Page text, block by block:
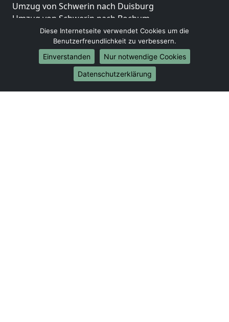
Umzug von Schwerin nach Duisburg
Umzug von Schwerin nach Bochum
Umzug von Schwerin nach Wuppertal
Umzug von Schwerin nach Bielefeld
Umzug von Schwerin nach Bonn
Umzug von Schwerin nach Münster
Diese Internetseite verwendet Cookies um die
Benutzerfreundlichkeit zu verbessern.
Einverstanden
Nur notwendige Cookies
Datenschutzerklärung